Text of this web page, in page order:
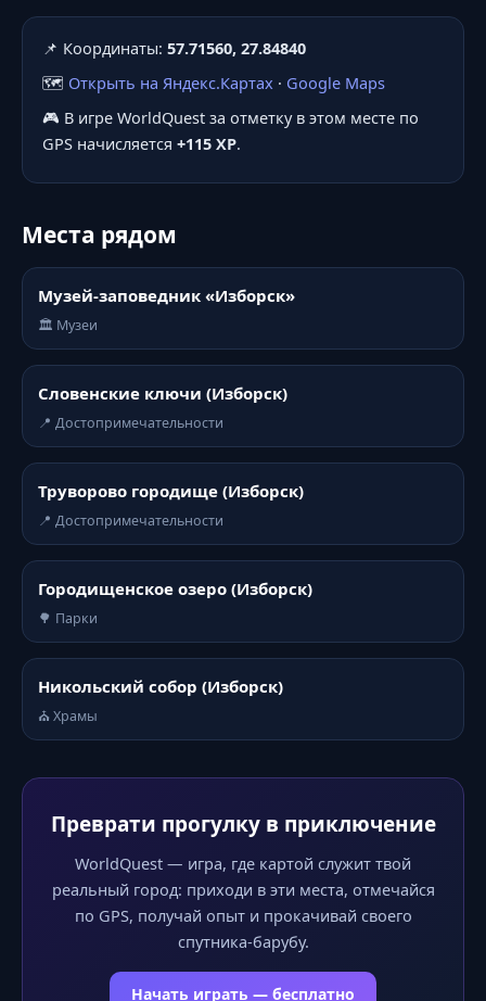
📌 Координаты: 57.71560, 27.84840
🗺️ Открыть на Яндекс.Картах · Google Maps
🎮 В игре WorldQuest за отметку в этом месте по
GPS начисляется +115 XP.
Места рядом
Музей-заповедник «Изборск»
🏛️ Музеи
Словенские ключи (Изборск)
📍 Достопримечательности
Труворово городище (Изборск)
📍 Достопримечательности
Городищенское озеро (Изборск)
🌳 Парки
Никольский собор (Изборск)
⛪ Храмы
Преврати прогулку в приключение
WorldQuest — игра, где картой служит твой
реальный город: приходи в эти места, отмечайся
по GPS, получай опыт и прокачивай своего
спутника-барубу.
Начать играть — бесплатно